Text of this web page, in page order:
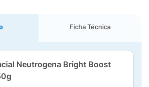
Ficha Técnica
Neutrogena Bright Boost